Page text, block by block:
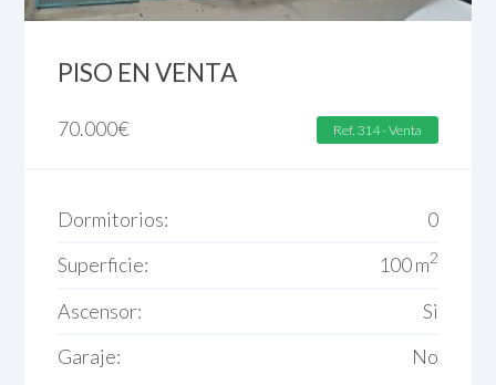
PISO EN VENTA
70.000€ Ref. 314 - Venta
Dormitorios:
0
Superficie:
100 m2
Ascensor:
Si
Garaje:
No